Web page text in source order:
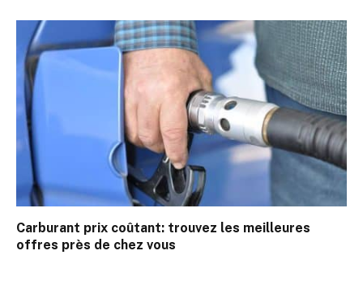
Carburant prix coûtant: trouvez les meilleures
offres près de chez vous